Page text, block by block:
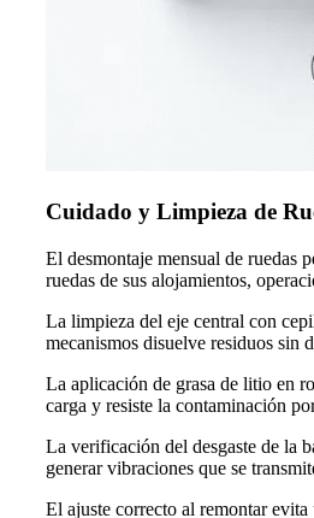
Cuidado y Limpieza de
El desmontaje mensual de ruedas
ruedas de sus alojamientos,
La limpieza del eje central con
mecanismos disuelve residuos sin
La aplicación de grasa de litio en
carga y resiste la contaminación
La verificación del desgaste de la
generar vibraciones que se
El ajuste correcto al remontar